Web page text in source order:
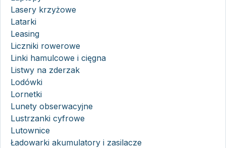
Lasery krzyżowe
Latarki
Leasing
Liczniki rowerowe
Linki hamulcowe i cięgna
Listwy na zderzak
Lodówki
Lornetki
Lunety obserwacyjne
Lustrzanki cyfrowe
Lutownice
Ładowarki akumulatory i zasilacze